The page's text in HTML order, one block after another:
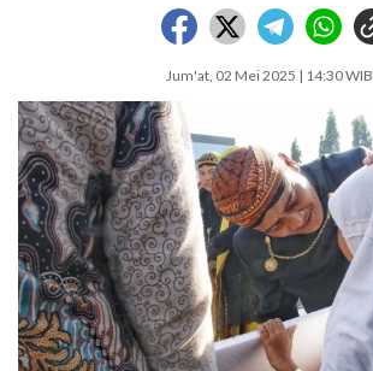
Jum'at, 02 Mei 2025 | 14:30 WIB